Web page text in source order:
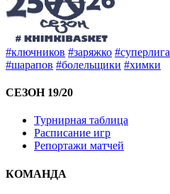
#ключников #заряжко #суперлига
#шарапов #болельщики #химки
СЕЗОН 19/20
Турнирная таблица
Расписание игр
Репортажи матчей
КОМАНДА